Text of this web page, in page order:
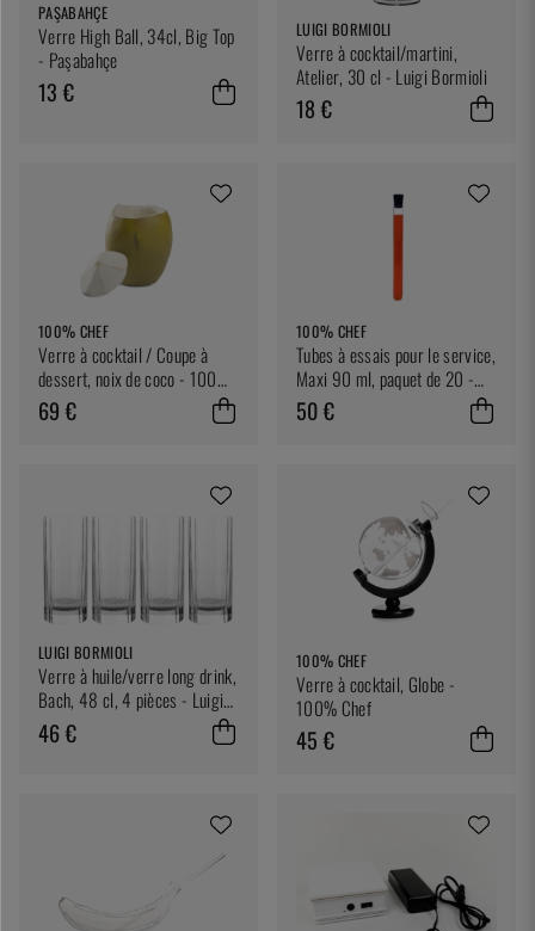
PAŞABAHÇE
Verre High Ball, 34cl, Big Top
- Paşabahçe
13 €
LUIGI BORMIOLI
Verre à cocktail/martini,
Atelier, 30 cl - Luigi Bormioli
18 €
100% CHEF
Verre à cocktail / Coupe à
dessert, noix de coco - 100%
Chef
69 €
100% CHEF
Tubes à essais pour le service,
Maxi 90 ml, paquet de 20 -
100% Chef
50 €
LUIGI BORMIOLI
Verre à huile/verre long drink,
Bach, 48 cl, 4 pièces - Luigi
Bormioli
46 €
100% CHEF
Verre à cocktail, Globe -
100% Chef
45 €